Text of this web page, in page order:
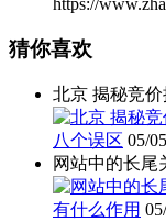
猜你喜欢
北京 揭秘竞
八个误区 05/05
网站中的长尾
有什么作用